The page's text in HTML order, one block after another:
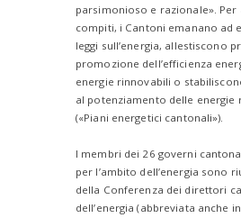
parsimonioso e razionale». Per
compiti, i Cantoni emanano ad
leggi sull’energia, allestiscono
promozione dell’efficienza
energie rinnovabili o
al potenziamento delle energie
(«Piani energetici cantonali»).
I membri dei 26 governi
per l’ambito dell’energia sono
della Conferenza dei direttori
dell’energia (abbreviata anche in